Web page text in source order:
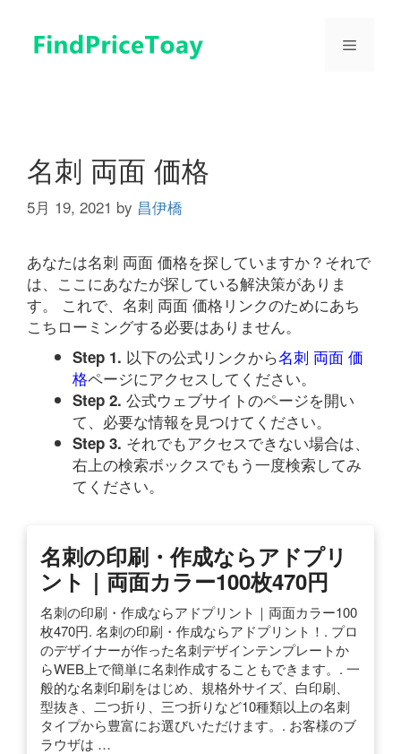
メ
名刺 両面 価格
5月 19, 2021 by 昌伊橋
あなたは名刺 両面 価格を探していますか？それで
は、ここにあなたが探している解決策がありま
す。 これで、名刺 両面 価格リンクのためにあち
こちローミングする必要はありません。
Step 1. 以下の公式リンクから名刺 両面 価
格ページにアクセスしてください。
Step 2. 公式ウェブサイトのページを開い
て、必要な情報を見つけてください。
Step 3. それでもアクセスできない場合は、
右上の検索ボックスでもう一度検索してみ
てください。
名刺の印刷・作成ならアドプリ
ント｜両面カラー100枚470円
名刺の印刷・作成ならアドプリント｜両面カラー100
枚470円. 名刺の印刷・作成ならアドプリント！. プロ
のデザイナーが作った名刺デザインテンプレートか
らWEB上で簡単に名刺作成することもできます。. 一
般的な名刺印刷をはじめ、規格外サイズ、白印刷、
型抜き、二つ折り、三つ折りなど10種類以上の名刺
タイプから豊富にお選びいただけます。. お客様のブ
ラウザは …